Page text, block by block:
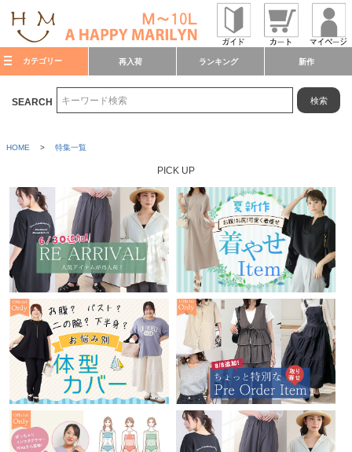
カテゴリー 再入荷 ランキング 新作
SEARCH 検索
HOME > 特集一覧
PICK UP